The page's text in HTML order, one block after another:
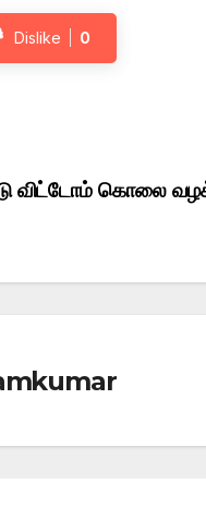
Dislike 0
விட்டோம் கொலை